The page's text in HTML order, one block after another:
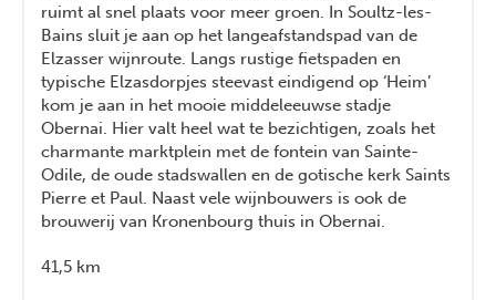
ruimt al snel plaats voor meer groen. In Soultz-les-
Bains sluit je aan op het langeafstandspad van de
Elzasser wijnroute. Langs rustige fietspaden en
typische Elzasdorpjes steevast eindigend op ‘Heim’
kom je aan in het mooie middeleeuwse stadje
Obernai. Hier valt heel wat te bezichtigen, zoals het
charmante marktplein met de fontein van Sainte-
Odile, de oude stadswallen en de gotische kerk Saints
Pierre et Paul. Naast vele wijnbouwers is ook de
brouwerij van Kronenbourg thuis in Obernai.
41,5 km